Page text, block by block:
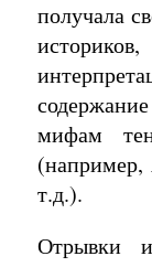
получала
мифам
(например,
т.д.).
Отрывки